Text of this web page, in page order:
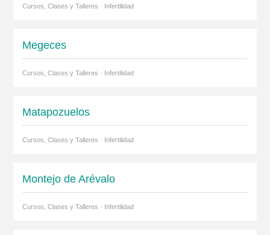
Cursos, Clases y Talleres · Infertilidad
Megeces
Cursos, Clases y Talleres · Infertilidad
Matapozuelos
Cursos, Clases y Talleres · Infertilidad
Montejo de Arévalo
Cursos, Clases y Talleres · Infertilidad